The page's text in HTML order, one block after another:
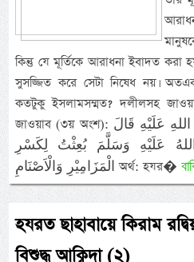
কিন্তু যে মূর্তিকে আরাধনা ইবাদত করা
সুসজ্জিত করে সেটা নিষেধ নয়।
কতটুকু ইসলামসম্মত? দলীলসহ জাওয়াব
জাওয়াব (৩য় অংশ): عَنْ حَضْرَتْ مُجَاهِدٌ رَحْمَةُ اللهِ عَلَيْهِ قَالَ
عَلَيْهِ وَسَلَّمَ بُعِثْتُ لِكَسْرِ
الْمَزَامِيْرِ وَالْاَصْنَامِ অর্থ: হযর�
হযরত ছাহাবায়ে কিরাম
বিশুদ্ধ আক্বিদা (২)